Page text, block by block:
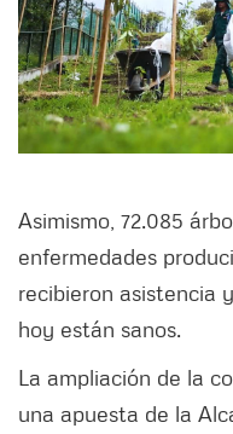
Asimismo, 72.085
enfermedades
recibieron asistencia
hoy están sanos.
La ampliación de la
una apuesta de la